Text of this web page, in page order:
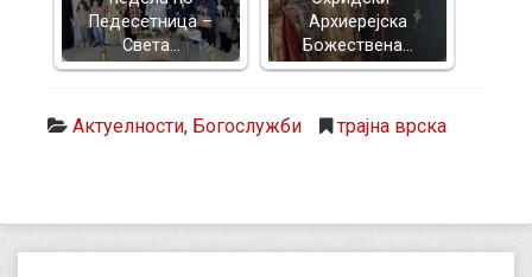
Педесетница –
Света…
Архиерејска
Божествена…
Актуелности, Богослужби трајна врска